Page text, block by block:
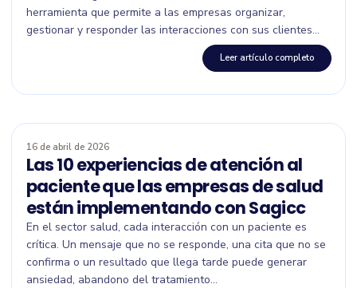
herramienta que permite a las empresas organizar,
gestionar y responder las interacciones con sus clientes...
Leer artículo completo
16 de abril de 2026
Las 10 experiencias de atención al
paciente que las empresas de salud
están implementando con Sagicc
En el sector salud, cada interacción con un paciente es
crítica. Un mensaje que no se responde, una cita que no se
confirma o un resultado que llega tarde puede generar
ansiedad, abandono del tratamiento...